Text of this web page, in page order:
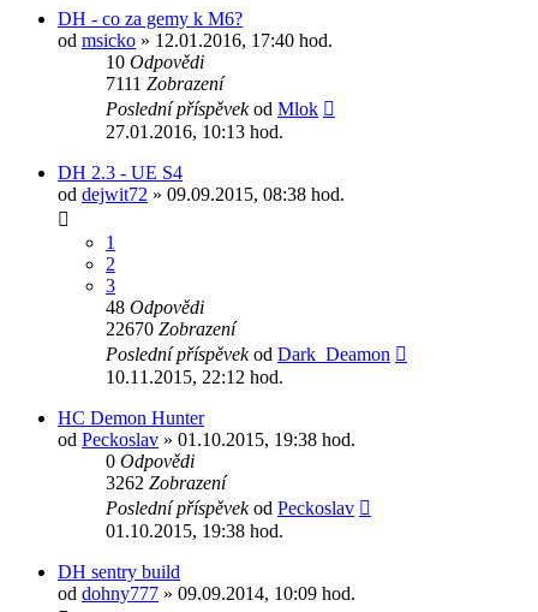
DH - co za gemy k M6?
od msicko » 12.01.2016, 17:40 hod.
10 Odpovědi
7111 Zobrazení
Poslední příspěvekod Mlok
27.01.2016, 10:13 hod.
DH 2.3 - UE S4
od dejwit72 » 09.09.2015, 08:38 hod.
1
2
3
48 Odpovědi
22670 Zobrazení
Poslední příspěvekod Dark_Deamon
10.11.2015, 22:12 hod.
HC Demon Hunter
od Peckoslav » 01.10.2015, 19:38 hod.
0 Odpovědi
3262 Zobrazení
Poslední příspěvekod Peckoslav
01.10.2015, 19:38 hod.
DH sentry build
od dohny777 » 09.09.2014, 10:09 hod.